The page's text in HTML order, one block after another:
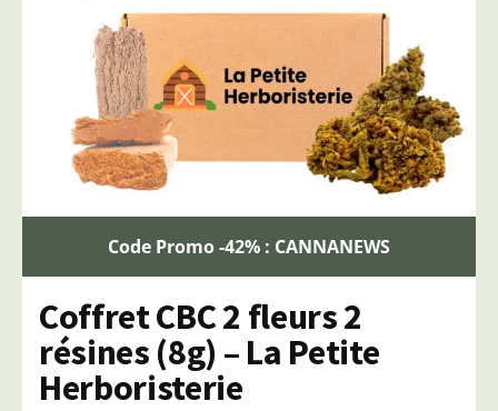
Code Promo -42% : CANNANEWS
Coffret CBC 2 fleurs 2
résines (8g) – La Petite
Herboristerie